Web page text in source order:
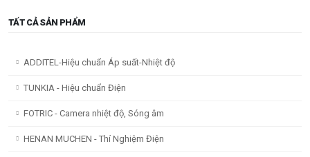
TẤT CẢ SẢN PHẨM
ADDITEL-Hiệu chuẩn Áp suất-Nhiệt độ
TUNKIA - Hiệu chuẩn Điện
FOTRIC - Camera nhiệt độ, Sóng âm
HENAN MUCHEN - Thí Nghiệm Điện